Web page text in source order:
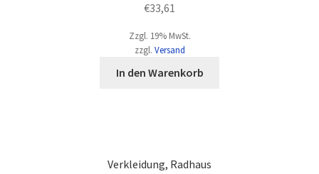
€33,61
Zzgl. 19% MwSt.
zzgl. Versand
In den Warenkorb
Verkleidung, Radhaus